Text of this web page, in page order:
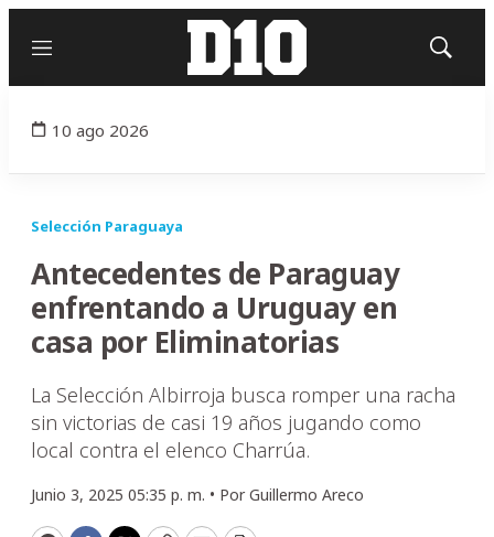
Menú
Mostrar
10 ago 2026
Selección Paraguaya
Antecedentes de Paraguay
enfrentando a Uruguay en
casa por Eliminatorias
La Selección Albirroja busca romper una racha
sin victorias de casi 19 años jugando como
local contra el elenco Charrúa.
Junio 3, 2025 05:35 p. m. • PorGuillermo Areco